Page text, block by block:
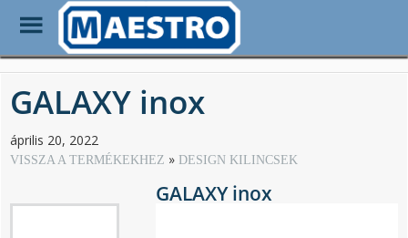
Skip
main
Toggle
Menu
GALAXY inox
április 20, 2022
VISSZA A TERMÉKEKHEZ DESIGN KILINCSEK
GALAXY inox